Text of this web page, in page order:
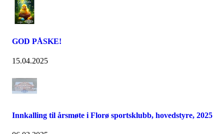
GOD PÅSKE!
15.04.2025
Innkalling til årsmøte i Florø sportsklubb, hovedstyre, 2025